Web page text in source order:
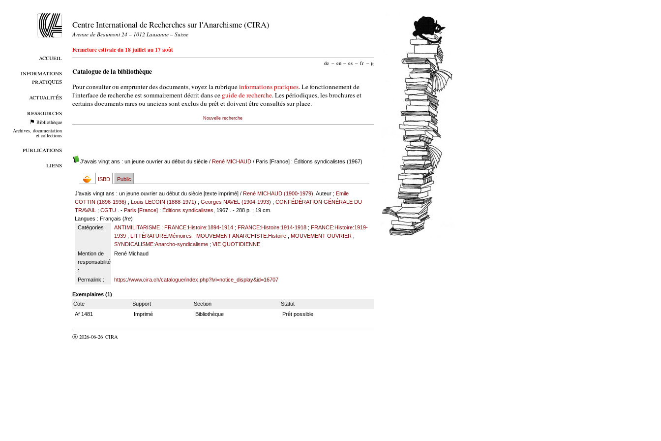
accueil
informations
pratiques
actualités
ressources
Bibliothèque
Archives, documentation
et collections
publications
liens
Centre International de Recherches sur l'Anarchisme (CIRA)
Avenue de Beaumont 24 – 1012 Lausanne – Suisse
Fermeture estivale du 18 juillet au 17 août
de – en – es – fr – it
Catalogue de la bibliothèque
Pour consulter ou emprunter des documents, voyez la rubriqueinformations pratiques. Le fonctionnement de
l'interface de recherche est sommairement décrit dans ce guide de recherche. Les périodiques, les brochures et
certains documents rares ou anciens sont exclus du prêt et doivent être consultés sur place.
Nouvelle recherche
J'avais vingt ans : un jeune ouvrier au début du siècle/ René MICHAUD/ Paris [France] : Éditions syndicalistes (1967)
ISBD Public
J'avais vingt ans : un jeune ouvrier au début du siècle [texte imprimé] /René MICHAUD (1900-1979) , Auteur ;Emile
COTTIN (1896-1936) ;Louis LECOIN (1888-1971) ;Georges NAVEL (1904-1993) ;CONFÉDÉRATION GÉNÉRALE DU
TRAVAIL
;CGTU . -Paris [France] : Éditions syndicalistes
, 1967 . - 288 p. ; 19 cm.
Langues : Français (fre)
Catégories :
ANTIMILITARISME; FRANCE:Histoire:1894-1914; FRANCE:Histoire:1914-1918; FRANCE:Histoire:1919-
1939; LITTÉRATURE:Mémoires ; MOUVEMENT ANARCHISTE:Histoire; MOUVEMENT OUVRIER;
SYNDICALISME:Anarcho-syndicalisme; VIE QUOTIDIENNE
Mention de
responsabilité
:
René Michaud
Permalink : https://www.cira.ch/catalogue/index.php?lvl=notice_display&id=16707
Exemplaires (1)
Cote
Support Section
Statut
Af 1481
Imprimé Bibliothèque Prêt possible
Ⓐ 2026-06-26 CIRA